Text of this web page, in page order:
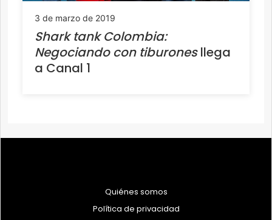
3 de marzo de 2019
Shark tank Colombia:
Negociando con tiburonesllega
a Canal 1
Quiénes somos
Política de privacidad